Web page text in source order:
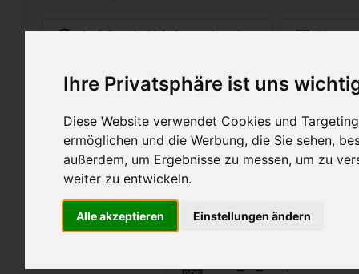
Ihre Privatsphäre ist uns
Diese Website verwendet Cookies und
ermöglichen und die Werbung, die Sie sehen,
außerdem, um Ergebnisse zu messen, um zu
weiter zu entwickeln.
Alle akzeptieren Einstellungen ändern
Auf StudyAid.de verkaufen
Startseite Abitur und Hochschule
Netzwerke bei Gleichstrom
korrigiert vom Fernlehrer, Note 1